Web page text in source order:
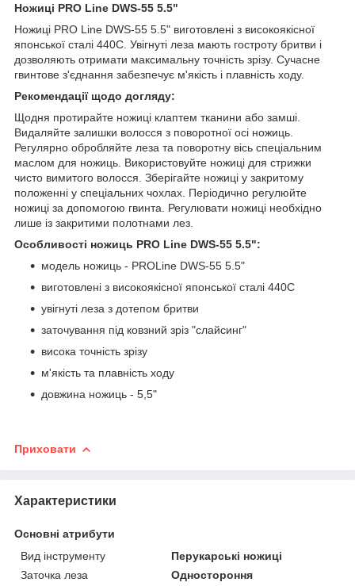
Ножиці PRO Line DWS-55 5.5"
Ножиці PRO Line DWS-55 5.5" виготовлені з високоякісної
японської сталі 440C. Увігнуті леза мають гостроту бритви і
дозволяють отримати максимальну точність зрізу. Сучасне
гвинтове з'єднання забезпечує м'якість і плавність ходу.
Рекомендації щодо догляду:
Щодня протирайте ножиці клаптем тканини або замші.
Видаляйте залишки волосся з поворотної осі ножиць.
Регулярно обробляйте леза та поворотну вісь спеціальним
маслом для ножиць. Використовуйте ножиці для стрижки
чисто вимитого волосся. Зберігайте ножиці у закритому
положенні у спеціальних чохлах. Періодично регулюйте
ножиці за допомогою гвинта. Регулювати ножиці необхідно
лише із закритими полотнами лез.
Особливості ножиць PRO Line DWS-55 5.5":
модель ножиць - PROLine DWS-55 5.5"
виготовлені з високоякісної японської сталі 440C
увігнуті леза з дотепом бритви
заточування під ковзний зріз "слайсинг"
висока точність зрізу
м'якість та плавність ходу
довжина ножиць - 5,5"
Приховати
Характеристики
Основні атрибути
Вид інструменту
Перукарські ножиці
Заточка леза
Одностороння